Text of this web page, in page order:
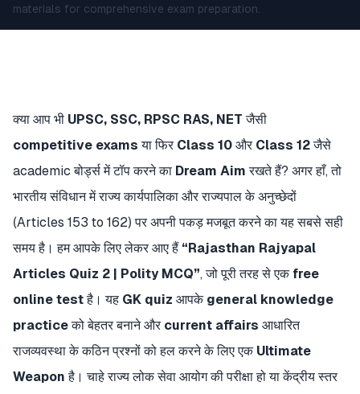
materials for comprehensive exam preparation.
क्या आप भी UPSC, SSC, RPSC RAS, NET जैसी
competitive exams या फिर Class 10 और Class 12जैसे
academic बोर्ड्स में टॉप करने का Dream Aim रखते हैं? अगर हाँ, तो
भारतीय संविधान में राज्य कार्यपालिका और राज्यपाल के अनुच्छेदों
(Articles 153 to 162) पर अपनी पकड़ मजबूत करने का यह सबसे सही
समय है। हम आपके लिए लेकर आए हैं “Rajasthan Rajyapal
Articles Quiz 2 | Polity MCQ”, जो पूरी तरह से एक free
online testहै। यह GK quiz आपके general knowledge
practiceको बेहतर बनाने और current affairs आधारित
राजव्यवस्था के कठिन प्रश्नों को हल करने के लिए एक Ultimate
Weapon है। चाहे राज्य लोक सेवा आयोग की परीक्षा हो या केंद्रीय स्तर